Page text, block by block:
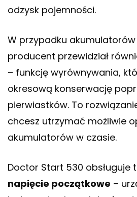
odzysk pojemności.
W przypadku akumulatorów
producent przewidział
– funkcję wyrównywania,
okresową konserwację
pierwiastków. To
chcesz utrzymać możliwie
akumulatorów w czasie.
Doctor Start 530 obsługuje
napięcie początkowe –